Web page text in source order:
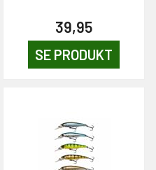
39,95
SE PRODUKT